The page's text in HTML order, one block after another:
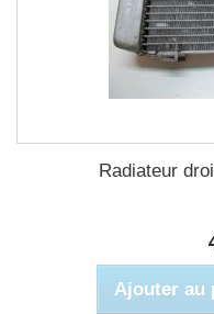
Radiateur
Ajouter au